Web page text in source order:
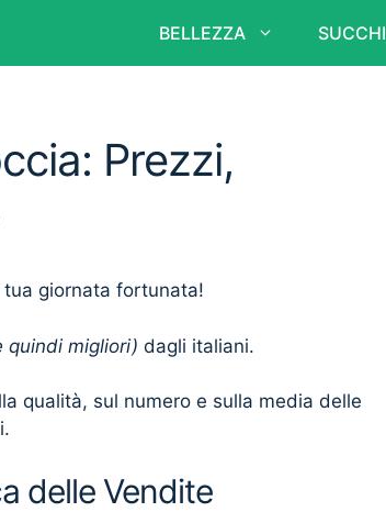
BELLEZZA SUCCHI
Prezzi,
tua giornata fortunata!
quindi migliori) dagli italiani.
qualità, sul numero e sulla media delle
delle Vendite